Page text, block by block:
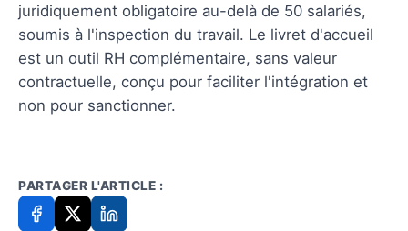
juridiquement obligatoire au-delà de 50 salariés,
soumis à l'inspection du travail. Le livret d'accueil
est un outil RH complémentaire, sans valeur
contractuelle, conçu pour faciliter l'intégration et
non pour sanctionner.
PARTAGER L'ARTICLE :